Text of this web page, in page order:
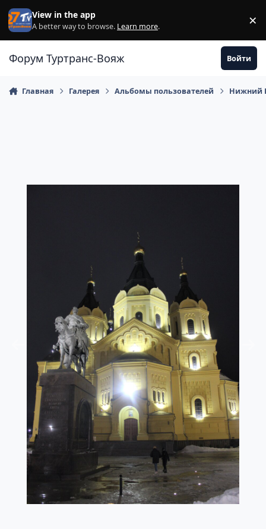
Перейти к содержанию
View in the app
A better way to browse. Learn more. ×
Форум Туртранс-Вояж Войти
Главная Галерея Альбомы пользователей Нижний